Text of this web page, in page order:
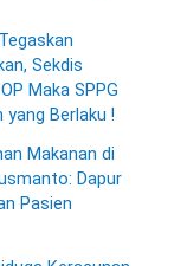
Sekdis
Maka SPPG
Berlaku !
Makanan di
Dapur
Pasien